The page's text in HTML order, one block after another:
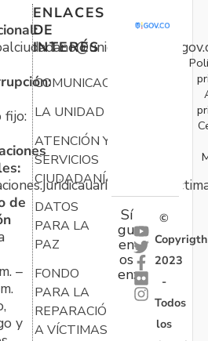
fijo:
de
–
y
ENLACES
DE
INTERÉS
COMUNICACIONES
LA UNIDAD
ATENCIÓN Y
SERVICIOS
CIUDADANÍA
DATOS
PARA LA
PAZ
FONDO
PARA LA
REPARACIÓN
A VÍCTIMAS
Sí
gu
en
os
en:
©
Copyrigth
2023
-
Todos
los